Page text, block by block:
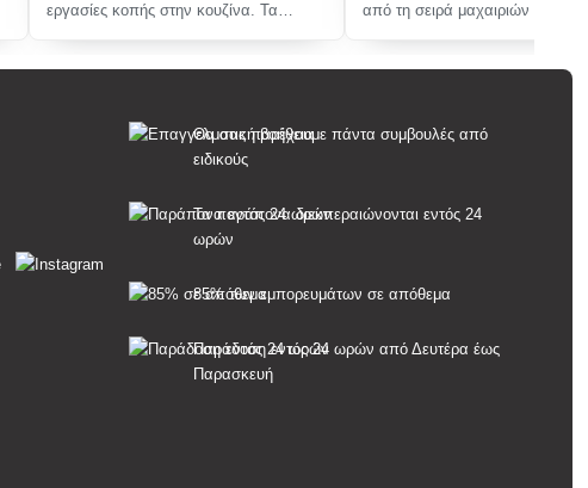
εργασίες κοπής στην κουζίνα. Τα
από τη σειρά μαχαιριών
Θα σας παρέχουμε πάντα συμβουλές από
ειδικούς
Τα παράπονα διεκπεραιώνονται εντός 24
ωρών
85% των εμπορευμάτων σε απόθεμα
Παράδοση εντός 24 ωρών από Δευτέρα έως
Παρασκευή